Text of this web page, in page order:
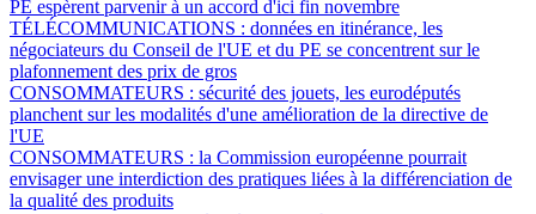
PE espèrent parvenir à un accord d'ici fin novembre
TÉLÉCOMMUNICATIONS : données en itinérance, les
négociateurs du Conseil de l'UE et du PE se concentrent sur le
plafonnement des prix de gros
CONSOMMATEURS : sécurité des jouets, les eurodéputés
planchent sur les modalités d'une amélioration de la directive de
l'UE
CONSOMMATEURS : la Commission européenne pourrait
envisager une interdiction des pratiques liées à la différenciation de
la qualité des produits